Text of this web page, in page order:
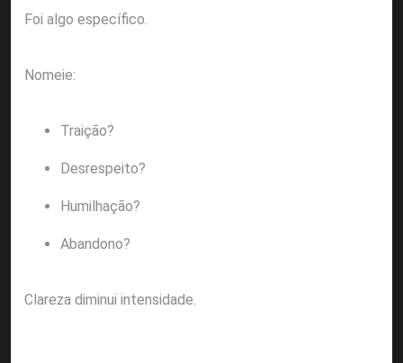
Foi algo específico.
Nomeie:
Traição?
Desrespeito?
Humilhação?
Abandono?
Clareza diminui intensidade.